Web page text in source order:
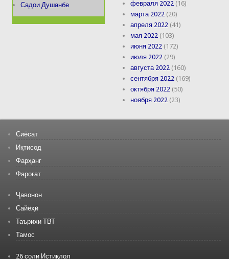
Садои Душанбе
февраля 2022 (16)
марта 2022 (20)
апреля 2022 (41)
мая 2022 (103)
июня 2022 (172)
июля 2022 (29)
августа 2022 (160)
сентября 2022 (169)
октября 2022 (50)
ноября 2022 (23)
Сиёсат
Иқтисод
Фарҳанг
Фароғат
Ҷавонон
Сайёҳӣ
Таърихи ТВТ
Тамос
26 соли Истиқлол